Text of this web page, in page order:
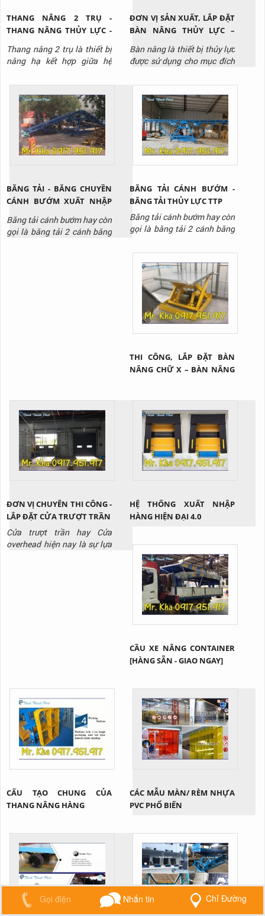
THANG NÂNG 2 TRỤ -
THANG NÂNG THỦY LỰC -
THANG NÂNG CÔNG
NGHIỆP
Thang nâng 2 trụ là thiết bị
nâng hạ kết hợp giữa hệ
cáp kéo để nâng hạ hàng
hóa, trang thiết bị lên cao
tại nhà máy, kho bãi, công
trình xây dựng,...
ĐƠN VỊ SẢN XUẤT, LẮP ĐẶT
BÀN NÂNG THỦY LỰC –
BÀN NÂNG HÀNG VIỆT
NAM
Bàn nâng là thiết bị thủy lực
được sử dụng cho mục đích
nhà kho, phân xưởng. Bàn
nâng được thiết kế đa dạng
với nhiều loại tải trọng,
chiều cao nâng để phù hợp
với nhiều mục đích sử dụng
khác nhau.
BĂNG TẢI - BĂNG CHUYỀN
CÁNH BƯỚM XUẤT NHẬP
HÀNG THỊNH THÀNH PHÁT
01
Băng tải cánh bướm hay còn
gọi là băng tải 2 cánh băng
BĂNG TẢI CÁNH BƯỚM -
BĂNG TẢI THỦY LỰC TTP
Băng tải cánh bướm hay còn
gọi là băng tải 2 cánh băng
hạ xuống một cách dễ dàng
nhờ vào hệ thống thủy lực
THI CÔNG, LẮP ĐẶT BÀN
NÂNG CHỮ X – BÀN NÂNG
ĐƠN VỊ CHUYÊN THI CÔNG -
LẮP ĐẶT CỬA TRƯỢT TRẦN
Cửa trượt trần hay Cửa
overhead hiện nay là sự lựa
HỆ THỐNG XUẤT NHẬP
HÀNG HIỆN ĐẠI 4.0
CẦU XE NÂNG CONTAINER
[HÀNG SẴN - GIAO NGAY]
CẤU TẠO CHUNG CỦA
THANG NÂNG HÀNG
CÁC MẪU MÀN/ RÈM NHỰA
PVC PHỔ BIẾN
Gọi điện Nhắn tin Chỉ Đường